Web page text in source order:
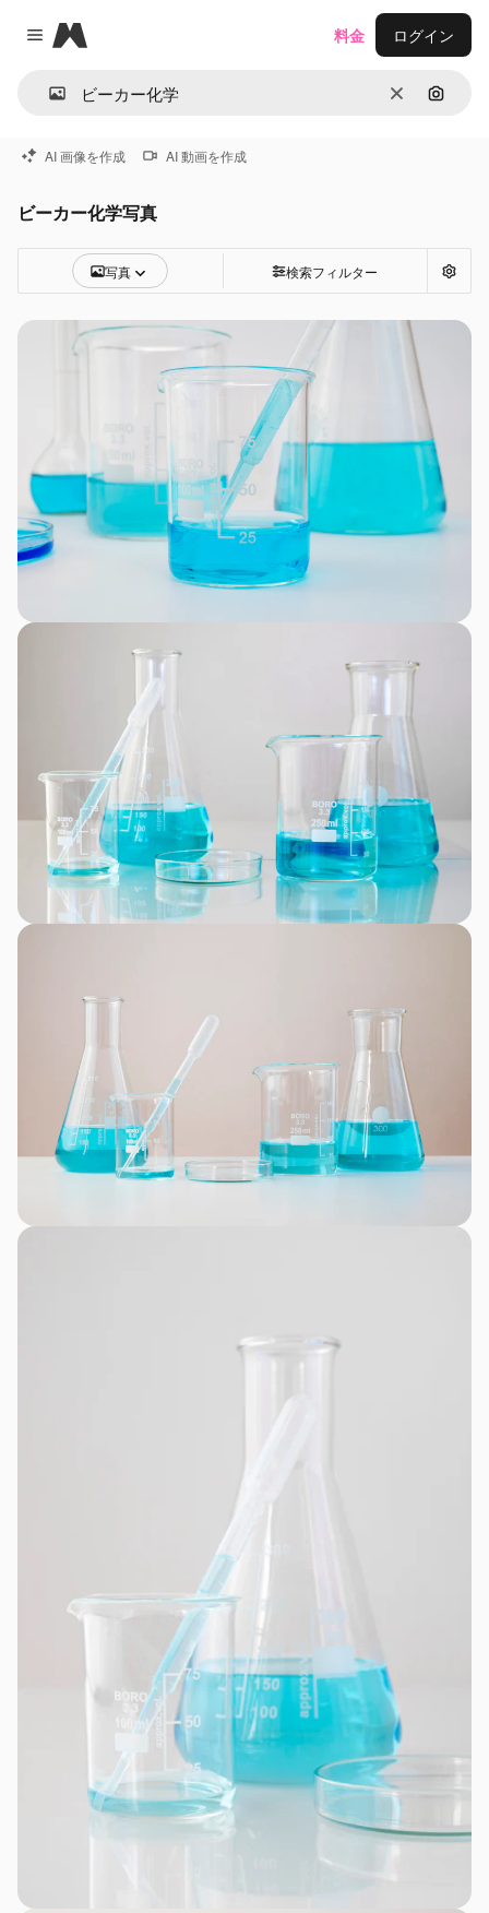
Close menu
Magnific
消去 画像で
料金 ログイン
AI 画像を作成 AI 動画を作成
ビーカー化学写真
写真 検索フィルター